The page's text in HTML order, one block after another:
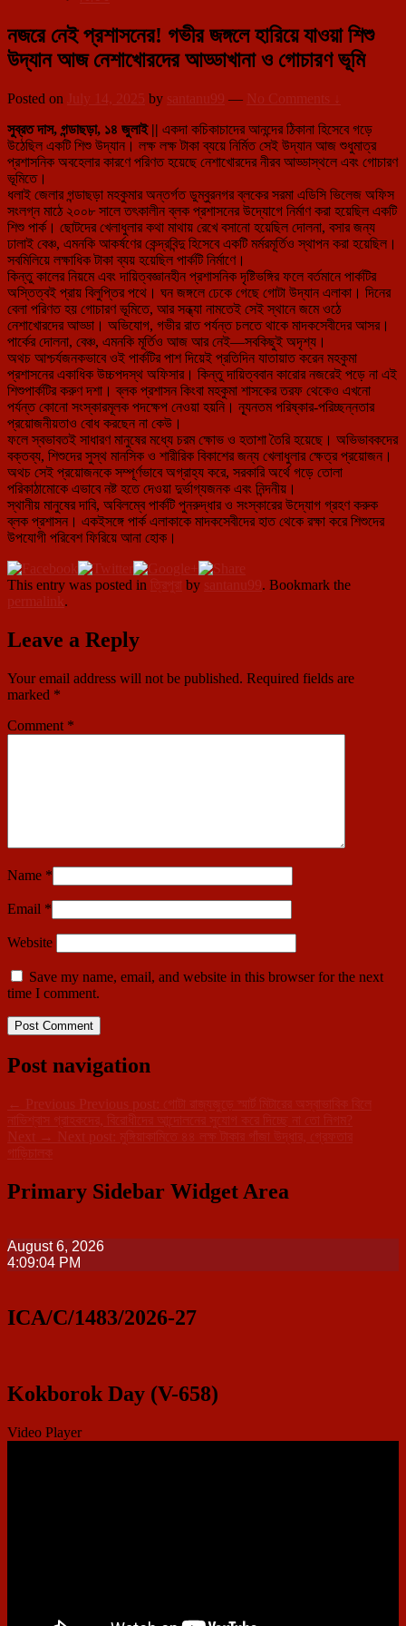
নজরে নেই প্রশাসনের! গভীর জঙ্গলে হারিয়ে যাওয়া শিশু
উদ্যান আজ নেশাখোরদের আড্ডাখানা ও গোচারণ ভূমি
Posted on July 14, 2025 by santanu99 — No Comments ↓
সুব্রত দাস, গন্ডাছড়া, ১৪ জুলাই || একদা কচিকাচাদের আনন্দের ঠিকানা হিসেবে গড়ে
উঠেছিল একটি শিশু উদ্যান। লক্ষ লক্ষ টাকা ব্যয়ে নির্মিত সেই উদ্যান আজ শুধুমাত্র
প্রশাসনিক অবহেলার কারণে পরিণত হয়েছে নেশাখোরদের নীরব আড্ডাস্থলে এবং গোচারণ
ভূমিতে।
ধলাই জেলার গন্ডাছড়া মহকুমার অন্তর্গত ডুম্বুরনগর ব্লকের সরমা এডিসি ভিলেজ অফিস
সংলগ্ন মাঠে ২০০৮ সালে তৎকালীন ব্লক প্রশাসনের উদ্যোগে নির্মাণ করা হয়েছিল একটি
শিশু পার্ক। ছোটদের খেলাধুলার কথা মাথায় রেখে বসানো হয়েছিল দোলনা, বসার জন্য
ঢালাই বেঞ্চ, এমনকি আকর্ষণের কেন্দ্রবিন্দু হিসেবে একটি মর্মরমূর্তিও স্থাপন করা হয়েছিল।
সবমিলিয়ে লক্ষাধিক টাকা ব্যয় হয়েছিল পার্কটি নির্মাণে।
কিন্তু কালের নিয়মে এবং দায়িত্বজ্ঞানহীন প্রশাসনিক দৃষ্টিভঙ্গির ফলে বর্তমানে পার্কটির
অস্তিত্বই প্রায় বিলুপ্তির পথে। ঘন জঙ্গলে ঢেকে গেছে গোটা উদ্যান এলাকা। দিনের
বেলা পরিণত হয় গোচারণ ভূমিতে, আর সন্ধ্যা নামতেই সেই স্থানে জমে ওঠে
নেশাখোরদের আড্ডা। অভিযোগ, গভীর রাত পর্যন্ত চলতে থাকে মাদকসেবীদের আসর।
পার্কের দোলনা, বেঞ্চ, এমনকি মূর্তিও আজ আর নেই—সবকিছুই অদৃশ্য।
অথচ আশ্চর্যজনকভাবে ওই পার্কটির পাশ দিয়েই প্রতিদিন যাতায়াত করেন মহকুমা
প্রশাসনের একাধিক উচ্চপদস্থ অফিসার। কিন্তু দায়িত্ববান কারোর নজরেই পড়ে না এই
শিশুপার্কটির করুণ দশা। ব্লক প্রশাসন কিংবা মহকুমা শাসকের তরফ থেকেও এখনো
পর্যন্ত কোনো সংস্কারমূলক পদক্ষেপ নেওয়া হয়নি। ন্যূনতম পরিষ্কার-পরিচ্ছন্নতার
প্রয়োজনীয়তাও বোধ করছেন না কেউ।
ফলে স্বভাবতই সাধারণ মানুষের মধ্যে চরম ক্ষোভ ও হতাশা তৈরি হয়েছে। অভিভাবকদের
বক্তব্য, শিশুদের সুস্থ মানসিক ও শারীরিক বিকাশের জন্য খেলাধুলার ক্ষেত্র প্রয়োজন।
অথচ সেই প্রয়োজনকে সম্পূর্ণভাবে অগ্রাহ্য করে, সরকারি অর্থে গড়ে তোলা
পরিকাঠামোকে এভাবে নষ্ট হতে দেওয়া দুর্ভাগ্যজনক এবং নিন্দনীয়।
স্থানীয় মানুষের দাবি, অবিলম্বে পার্কটি পুনরুদ্ধার ও সংস্কারের উদ্যোগ গ্রহণ করুক
ব্লক প্রশাসন। একইসঙ্গে পার্ক এলাকাকে মাদকসেবীদের হাত থেকে রক্ষা করে শিশুদের
উপযোগী পরিবেশ ফিরিয়ে আনা হোক।
This entry was posted in ত্রিপুরা by santanu99. Bookmark the
permalink.
Leave a Reply
Your email address will not be published. Required fields are
marked *
Comment *
Name *
Email *
Website
Save my name, email, and website in this browser for the next
time I comment.
Post navigation
← Previous Previous post:
গোটা রাজ্যজুড়ে স্মার্ট মিটারের অস্বাভাবিক বিলে
নাভিশ্বাস গ্রাহকদের, বিরোধীদের আন্দোলনের সুযোগ করে দিচ্ছে না তো নিগম?
Next → Next post:
মুঙ্গিয়াকামিতে ৪৪ লক্ষ টাকার গাঁজা উদ্ধার, গ্রেফতার
গাড়িচালক
Primary Sidebar Widget Area
August 6, 2026
4:09:04 PM
ICA/C/1483/2026-27
Kokborok Day (V-658)
Video Player